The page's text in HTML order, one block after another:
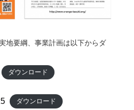
地要綱、事業計画は以下からダ
ダウンロード
ダウンロード